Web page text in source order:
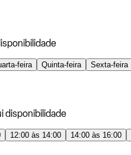
feira Quinta-feira Sexta-feira
disponibilidade
12:00 às 14:00 14:00 às 16:00